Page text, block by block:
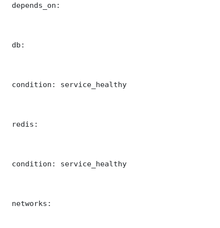
depends_on:
db:
condition: service_healthy
redis:
condition: service_healthy
networks: